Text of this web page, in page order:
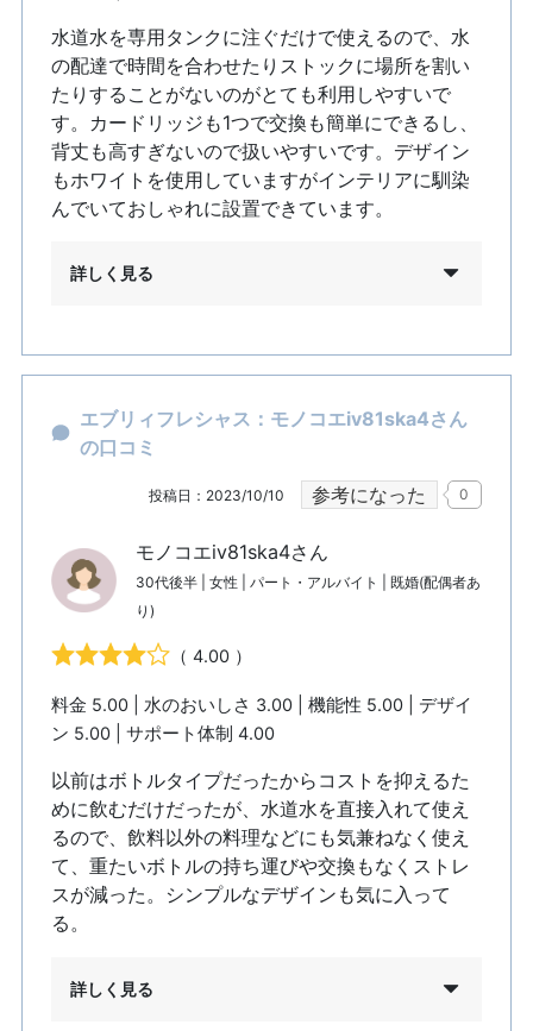
水道水を専用タンクに注ぐだけで使えるので、水
の配達で時間を合わせたりストックに場所を割い
たりすることがないのがとても利用しやすいで
す。カードリッジも1つで交換も簡単にできるし、
背丈も高すぎないので扱いやすいです。デザイン
もホワイトを使用していますがインテリアに馴染
んでいておしゃれに設置できています。
詳しく見る
エブリィフレシャス：モノコエiv81ska4さん
の口コミ
投稿日：2023/10/10 参考になった 0
モノコエiv81ska4さん
30代後半 | 女性 | パート・アルバイト | 既婚(配偶者あ
り)
（ 4.00 ）
料金 5.00 | 水のおいしさ 3.00 | 機能性 5.00 | デザイ
ン 5.00 | サポート体制 4.00
以前はボトルタイプだったからコストを抑えるた
めに飲むだけだったが、水道水を直接入れて使え
るので、飲料以外の料理などにも気兼ねなく使え
て、重たいボトルの持ち運びや交換もなくストレ
スが減った。シンプルなデザインも気に入って
る。
詳しく見る